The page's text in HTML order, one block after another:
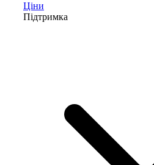
Ціни
Підтримка